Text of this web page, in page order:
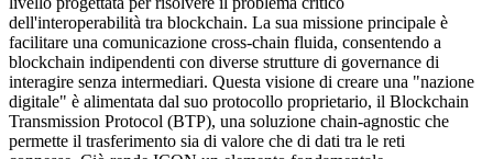
dell'interoperabilità tra blockchain. La sua missione principale è
facilitare una comunicazione cross-chain fluida, consentendo a
blockchain indipendenti con diverse strutture di governance di
interagire senza intermediari. Questa visione di creare una "nazione
digitale" è alimentata dal suo protocollo proprietario, il Blockchain
Transmission Protocol (BTP), una soluzione chain-agnostic che
permette il trasferimento sia di valore che di dati tra le reti